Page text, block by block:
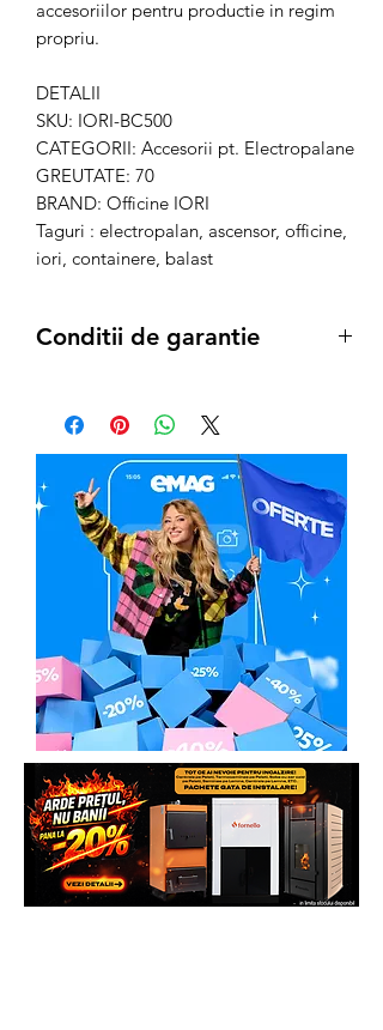
accesoriilor pentru productie in regim
propriu.
DETALII
SKU: IORI-BC500
CATEGORII: Accesorii pt. Electropalane
GREUTATE: 70
BRAND: Officine IORI
Taguri : electropalan, ascensor, officine,
iori, containere, balast
Conditii de garantie
IORI, este conform legii de:
12 luni
pentru achizitiile pe Persoana
24 lunipentru achizitiile pe Persoana
Fizica
In caz de necesitate:
: clientul va lua direct legatra cu
Service-ul Partener Autorizat:
Italia Star Com Due - Asistență tehnică /
Service
Email:service@italiastar.ro
Service mica mecanizare
Marius Lazăr -0758.644.374
Răzvan Morlova -
0755.090.519
In urma unei discutii telefonice, se va
preconstata defectiunea sau eroarea de
functionare invocata, de foarte multe
ori, putandu-se rezolva problema chiar